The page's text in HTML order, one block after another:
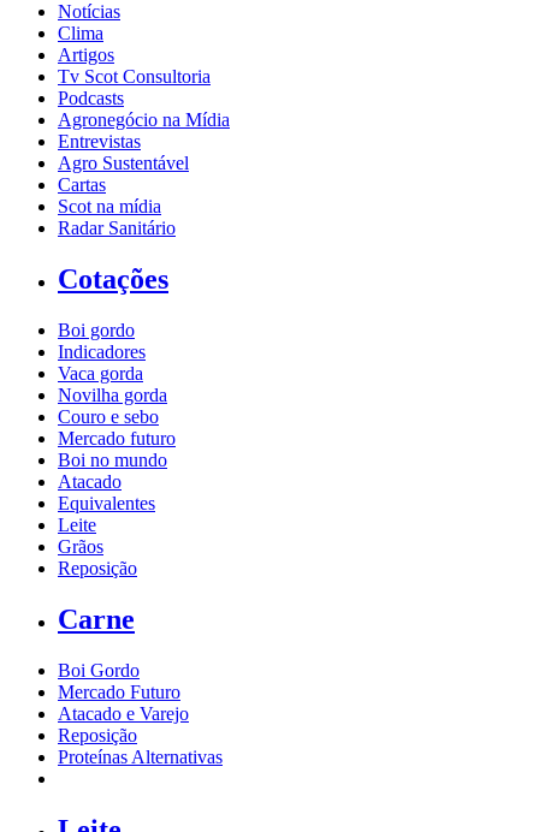
Notícias
Clima
Artigos
Tv Scot Consultoria
Podcasts
Agronegócio na Mídia
Entrevistas
Agro Sustentável
Cartas
Scot na mídia
Radar Sanitário
Cotações
Boi gordo
Indicadores
Vaca gorda
Novilha gorda
Couro e sebo
Mercado futuro
Boi no mundo
Atacado
Equivalentes
Leite
Grãos
Reposição
Carne
Boi Gordo
Mercado Futuro
Atacado e Varejo
Reposição
Proteínas Alternativas